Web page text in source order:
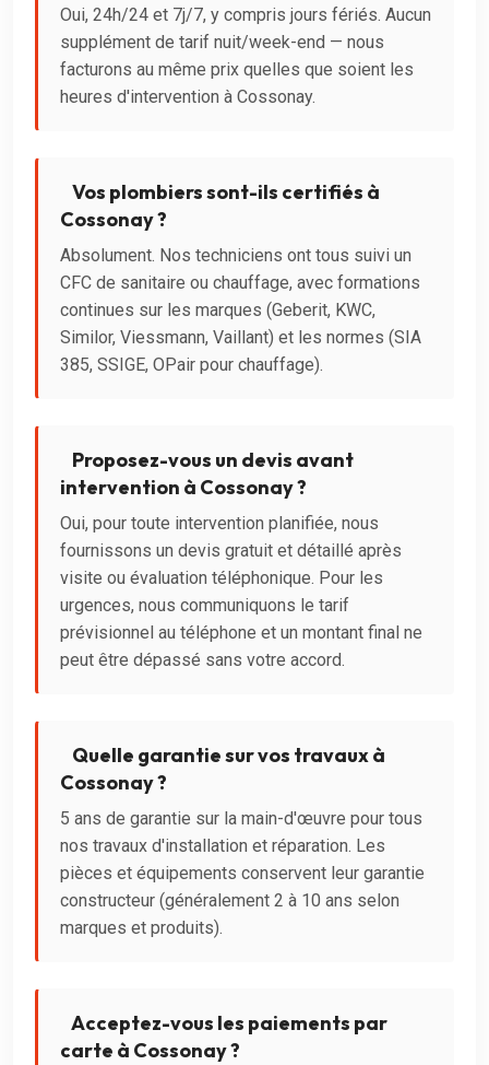
Oui, 24h/24 et 7j/7, y compris jours fériés. Aucun
supplément de tarif nuit/week-end — nous
facturons au même prix quelles que soient les
heures d'intervention à Cossonay.
Vos plombiers sont-ils certifiés à
Cossonay ?
Absolument. Nos techniciens ont tous suivi un
CFC de sanitaire ou chauffage, avec formations
continues sur les marques (Geberit, KWC,
Similor, Viessmann, Vaillant) et les normes (SIA
385, SSIGE, OPair pour chauffage).
Proposez-vous un devis avant
intervention à Cossonay ?
Oui, pour toute intervention planifiée, nous
fournissons un devis gratuit et détaillé après
visite ou évaluation téléphonique. Pour les
urgences, nous communiquons le tarif
prévisionnel au téléphone et un montant final ne
peut être dépassé sans votre accord.
Quelle garantie sur vos travaux à
Cossonay ?
5 ans de garantie sur la main-d'œuvre pour tous
nos travaux d'installation et réparation. Les
pièces et équipements conservent leur garantie
constructeur (généralement 2 à 10 ans selon
marques et produits).
Acceptez-vous les paiements par
carte à Cossonay ?